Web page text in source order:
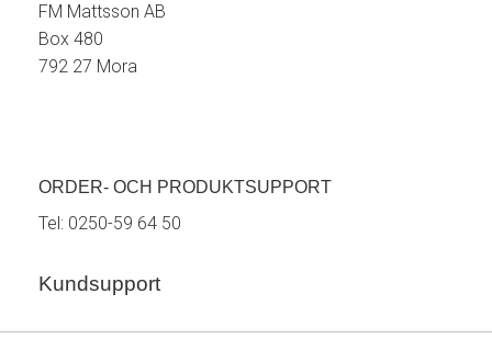
FM Mattsson AB
Box 480
792 27 Mora
ORDER- OCH PRODUKTSUPPORT
Tel: 0250-59 64 50
Kundsupport